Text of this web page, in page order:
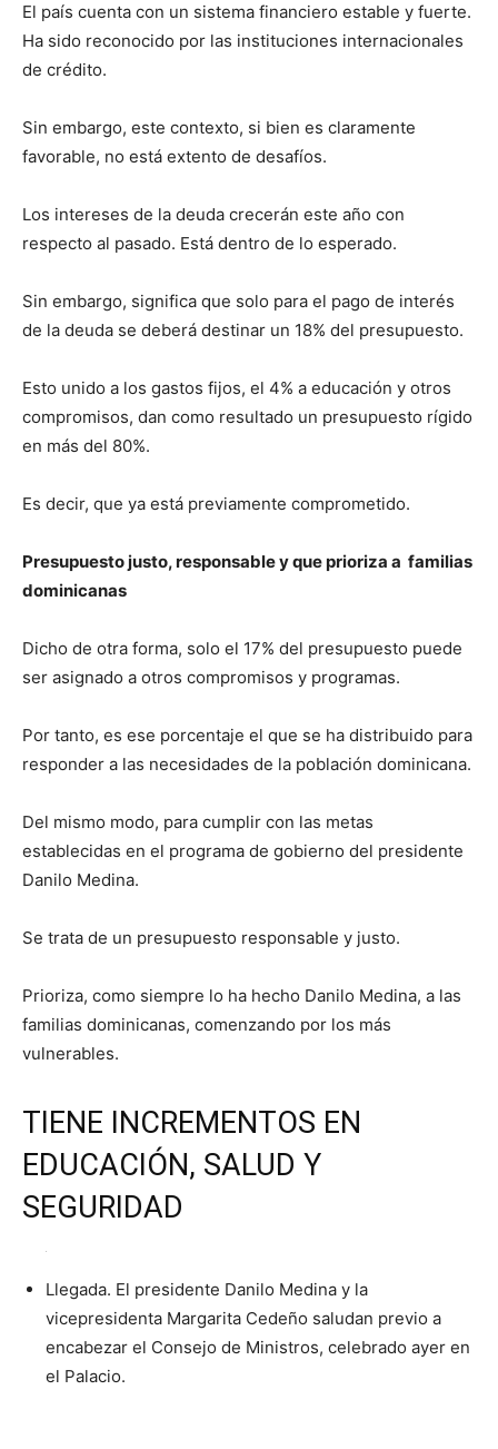
El país cuenta con un sistema financiero estable y fuerte.
Ha sido reconocido por las instituciones internacionales
de crédito.
Sin embargo, este contexto, si bien es claramente
favorable, no está extento de desafíos.
Los intereses de la deuda crecerán este año con
respecto al pasado. Está dentro de lo esperado.
Sin embargo, significa que solo para el pago de interés
de la deuda se deberá destinar un 18% del presupuesto.
Esto unido a los gastos fijos, el 4% a educación y otros
compromisos, dan como resultado un presupuesto rígido
en más del 80%.
Es decir, que ya está previamente comprometido.
Presupuesto justo, responsable y que prioriza a familias
dominicanas
Dicho de otra forma, solo el 17% del presupuesto puede
ser asignado a otros compromisos y programas.
Por tanto, es ese porcentaje el que se ha distribuido para
responder a las necesidades de la población dominicana.
Del mismo modo, para cumplir con las metas
establecidas en el programa de gobierno del presidente
Danilo Medina.
Se trata de un presupuesto responsable y justo.
Prioriza, como siempre lo ha hecho Danilo Medina, a las
familias dominicanas, comenzando por los más
vulnerables.
TIENE INCREMENTOS EN
EDUCACIÓN, SALUD Y
SEGURIDAD
Llegada. El presidente Danilo Medina y la
vicepresidenta Margarita Cedeño saludan previo a
encabezar el Consejo de Ministros, celebrado ayer en
el Palacio.